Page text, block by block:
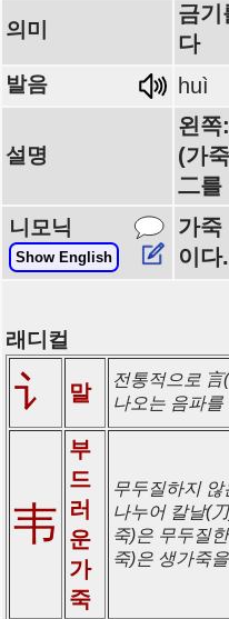
의미
금기
다
발음 huì
설명
왼
(가
二를
니모닉
Show English
가죽
이다.
래디컬
讠 말
전통적으로
나오는 음파를
韦
부
드
러
운
가
죽
무두질하지
나누어 칼날(
죽)은 무두질
죽)은 생가죽